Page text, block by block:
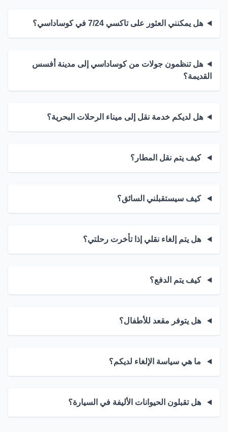
هل يمكنني العثور على تاكسي 7/24 في كوساداسي؟
هل تنظمون جولات من كوساداسي إلى مدينة أفسس
القديمة؟
هل لديكم خدمة نقل إلى ميناء الرحلات البحرية؟
كيف يتم نقل المطار؟
كيف سيستقبلني السائق؟
هل يتم إلغاء نقلي إذا تأخرت رحلتي؟
كيف يتم الدفع؟
هل يتوفر مقعد للأطفال؟
ما هي سياسة الإلغاء لديكم؟
هل تقبلون الحيوانات الأليفة في السيارة؟